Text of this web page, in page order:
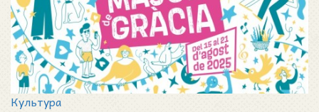
Культура